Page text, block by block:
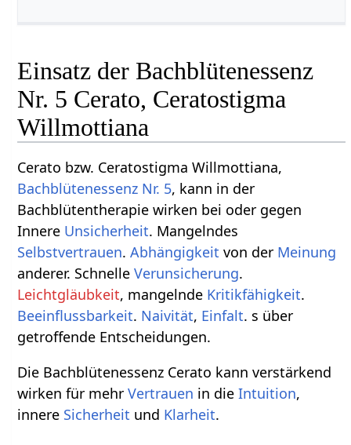
Einsatz der Bachblütenessenz
Nr. 5 Cerato, Ceratostigma
Willmottiana
Cerato bzw. Ceratostigma Willmottiana,
Bachblütenessenz Nr. 5, kann in der
Bachblütentherapie wirken bei oder gegen
Innere Unsicherheit. Mangelndes
Selbstvertrauen.Abhängigkeit von der Meinung
anderer. SchnelleVerunsicherung.
Leichtgläubkeit, mangelnde Kritikfähigkeit.
Beeinflussbarkeit. Naivität, Einfalt. s über
getroffende Entscheidungen.
Die Bachblütenessenz Cerato kann verstärkend
wirken für mehrVertrauen in dieIntuition,
innere Sicherheit und Klarheit.